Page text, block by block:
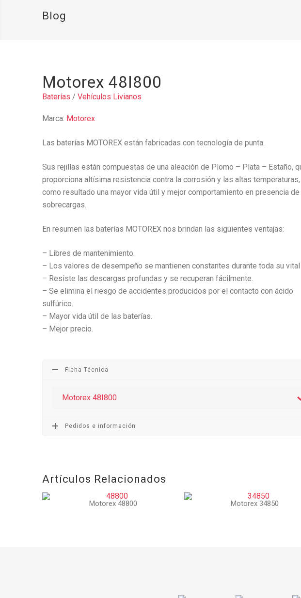
Blog
Motorex 48I800
Baterías / Vehículos Livianos
Marca: Motorex
Las baterías MOTOREX están fabricadas con tecnología de punta.
Sus rejillas están compuestas de una aleación de Plomo – Plata – Estaño,
proporciona altísima resistencia contra la corrosión y las altas temperaturas,
como resultado una mayor vida útil y mejor comportamiento en presencia de
sobrecargas.
En resumen las baterías MOTOREX nos brindan las siguientes ventajas:
– Libres de mantenimiento.
– Los valores de desempeño se mantienen constantes durante toda su vital
– Resiste las descargas profundas y se recuperan fácilmente.
– Se elimina el riesgo de accidentes producidos por el contacto con ácido
sulfúrico.
– Mayor vida útil de las baterías.
– Mejor precio.
Ficha Técnica
Motorex 48I800
Pedidos e información
Artículos Relacionados
Motorex 48800 Motorex 34850